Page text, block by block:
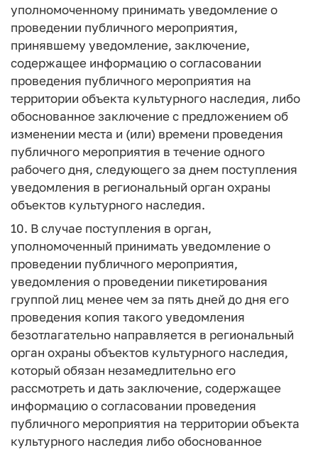
уполномоченному принимать уведомление о
проведении публичного мероприятия,
принявшему уведомление, заключение,
содержащее информацию о согласовании
проведения публичного мероприятия на
территории объекта культурного наследия, либо
обоснованное заключение с предложением об
изменении места и (или) времени проведения
публичного мероприятия в течение одного
рабочего дня, следующего за днем поступления
уведомления в региональный орган охраны
объектов культурного наследия.
10. В случае поступления в орган,
уполномоченный принимать уведомление о
проведении публичного мероприятия,
уведомления о проведении пикетирования
группой лиц менее чем за пять дней до дня его
проведения копия такого уведомления
безотлагательно направляется в региональный
орган охраны объектов культурного наследия,
который обязан незамедлительно его
рассмотреть и дать заключение, содержащее
информацию о согласовании проведения
публичного мероприятия на территории объекта
культурного наследия либо обоснованное